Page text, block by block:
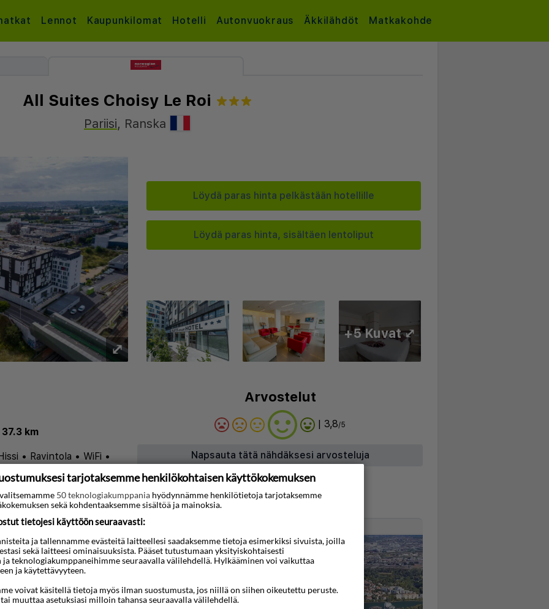
Lennot Kaupunkilomat Hotelli Autonvuokraus Äkkilähdöt Matkakohde
All Suites Choisy Le Roi
Pariisi, Ranska
⤢
Löydä paras hinta pelkästään hotellille
Löydä paras hinta, sisältäen lentoliput
+5 Kuvat ⤢
km
• Ravintola • WiFi •
Arvostelut
| 3,8/5
Napsauta tätä nähdäksesi arvosteluja
modernia mukavuutta
sydämessä, vain
keskustasta. Tämä
sekä
tarjotaksemme henkilökohtaisen käyttökokemuksen
50 teknologiakumppania hyödynnämme henkilötietoja tarjotaksemme
sekä kohdentaaksemme sisältöä ja mainoksia.
tietojesi käyttöön seuraavasti:
ja tallennamme evästeitä laitteellesi saadaksemme tietoja esimerkiksi sivuista, joilla
sekä laitteesi ominaisuuksista. Pääset tutustumaan yksityiskohtaisesti
teknologiakumppaneihimme seuraavalla välilehdellä. Hylkääminen voi vaikuttaa
ja käytettävyyteen.
voivat käsitellä tietoja myös ilman suostumusta, jos niillä on siihen oikeutettu peruste.
muuttaa asetuksiasi milloin tahansa seuraavalla välilehdellä.